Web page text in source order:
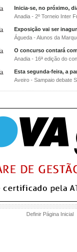
Inicia-se, no próximo,
Anadia - 2º Torneio Inter
Exposição vai ser
Águeda - Alunos da
O concurso contará
Anadia - 16ª edição do
Esta segunda-feira, a
Aveiro - Sampaio debate
Definir Página Inicial